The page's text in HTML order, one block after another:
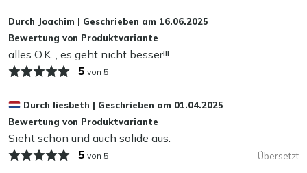
der Bank eine dezente, unaufdringliche Optik,
passend zu modernen und natürlichen
Gartengestaltungen.
Länge 180 cm: zwei Personen sitzen bequem mit viel
liegend relaxen.
Inklusive grauer Kissen:abgestimmte Auflagen sind
bereits enthalten und bieten eine weiche,
angenehme Sitzfläche.
Vermeiden Sie die Verwendung eines Hochdruckreinigers,
da dies das Material beschädigen kann.
Möchten Sie Ihre Loungebank zusätzlich vor Wasser und
Schmutz schützen? Dann empfehlen wir, eine
schützende Schicht mit unserem Kees Smit Teak &
Hartholz Versiegler aufzutragen. Dieser Versiegler weist
Durch Joachim | Geschrieben am 16.06.2025
Bewertung von Produktvariante
alles O.K. , es geht nicht besser!!!
5 von 5
Durch liesbeth | Geschrieben am 01.04.2025
Bewertung von Produktvariante
Sieht schön und auch solide aus.
5 von 5 Übersetzt